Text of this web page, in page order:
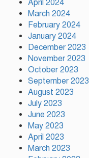
April 2024
March 2024
February 2024
January 2024
December 2023
November 2023
October 2023
September 2023
August 2023
July 2023
June 2023
May 2023
April 2023
March 2023